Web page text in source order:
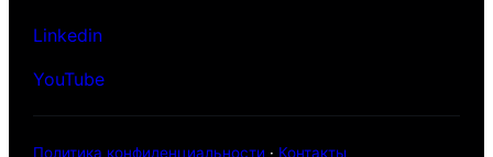
Linkedin
YouTube
Политика конфиденциальности · Контакты